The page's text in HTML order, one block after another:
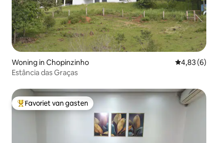
Woning in Chopinzinho Gemiddelde
4,83 (6)
Estância das Graças
Topfavoriet van gasten
Favoriet van gasten